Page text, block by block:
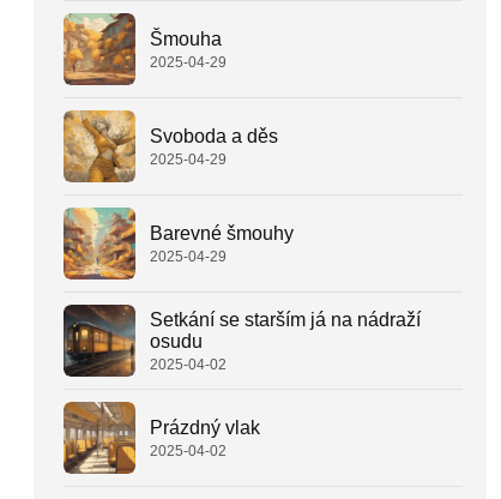
Šmouha
2025-04-29
Svoboda a děs
2025-04-29
Barevné šmouhy
2025-04-29
Setkání se starším já na nádraží
osudu
2025-04-02
Prázdný vlak
2025-04-02